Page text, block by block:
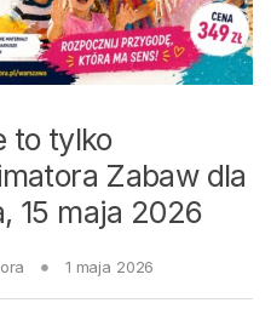
to tylko
Zabaw dla
15 maja 2026
1 maja 2026